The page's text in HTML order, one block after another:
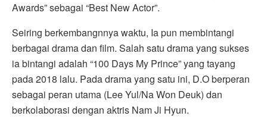
Awards” sebagai “Best New Actor”.
Seiring berkembangnnya waktu, Ia pun membintangi
berbagai drama dan film. Salah satu drama yang sukses
ia bintangi adalah “100 Days My Prince” yang tayang
pada 2018 lalu. Pada drama yang satu ini, D.O berperan
sebagai peran utama (Lee Yul/Na Won Deuk) dan
berkolaborasi dengan aktris Nam Ji Hyun.